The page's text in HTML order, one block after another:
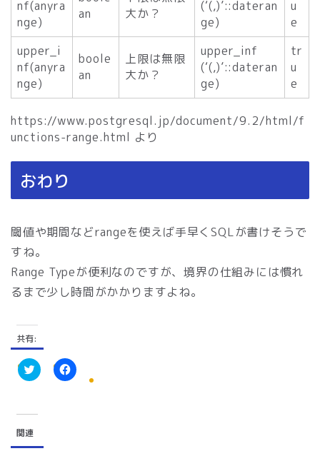
nf(anyra
nge)
an
大か？
(‘(,)’::dateran
ge)
u
e
upper_i
nf(anyra
nge)
boole
an
上限は無限
大か？
upper_inf
(‘(,)’::dateran
ge)
tr
u
e
https://www.postgresql.jp/document/9.2/html/f
unctions-range.html より
おわり
閾値や期間などrangeを使えば手早くSQLが書けそうで
すね。
Range Typeが便利なのですが、境界の仕組みには慣れ
るまで少し時間がかかりますよね。
共有:
ク
し
て
T
w
F
関連